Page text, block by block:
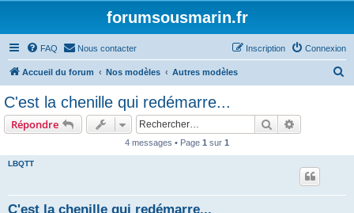
forumsousmarin.fr
FAQ Nous contacter Connexion
Inscription
Accueil du forum Nos modèles Autres modèles
C'est la chenille qui redémarre...
Répondre Rechercher
4 messages • Page 1 sur 1
LBQTT
C'est la chenille qui redémarre...